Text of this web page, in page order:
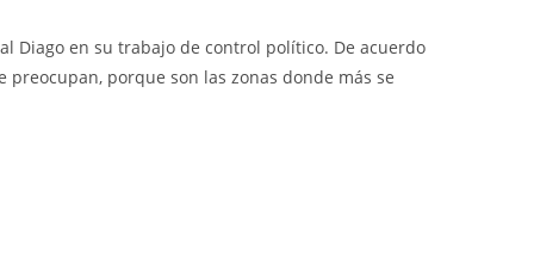
Diago en su trabajo de control político. De acuerdo
preocupan, porque son las zonas donde más se